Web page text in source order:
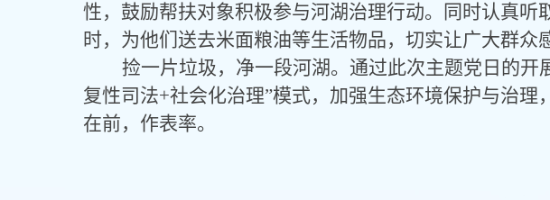
性，鼓励帮扶对象积极参与河湖治理行动。同时认真
时，为他们送去米面粮油等生活物品，切实让广大群众
捡一片垃圾，净一段河湖。通过此次主题党日的开
复性司法+社会化治理”模式，加强生态环境保护与治
在前，作表率。